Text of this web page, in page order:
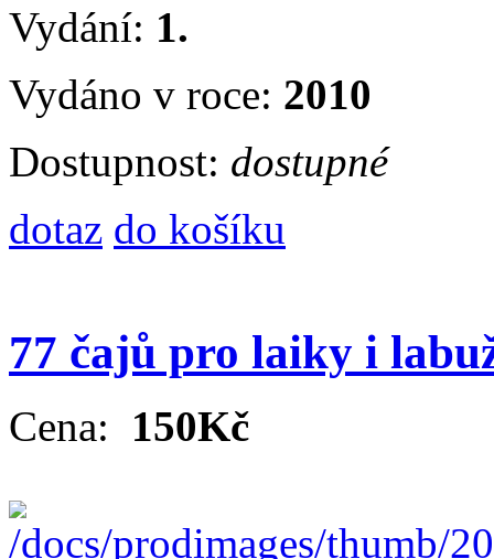
Vydání: 1.
Vydáno v roce: 2010
Dostupnost: dostupné
dotaz do košíku
77 čajů pro laiky i
Cena: 150Kč